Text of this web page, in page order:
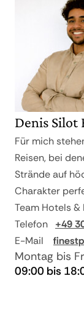
Denis Silot
Für mich
Reisen, bei
Strände auf
Charakter
Team Hotels
Telefon
+49
E-Mail
Montag bis
09:00 bis